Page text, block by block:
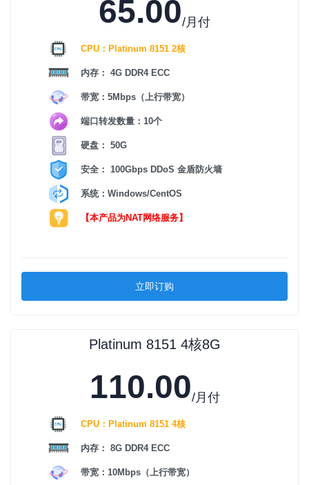
65.00/月付
CPU：Platinum 8151 2核
内存： 4G DDR4 ECC
带宽：5Mbps（上行带宽）
端口转发数量：10个
硬盘： 50G
安全： 100Gbps DDoS 金盾防火墙
系统：Windows/CentOS
【本产品为NAT网络服务】
立即订购
Platinum 8151 4核8G
110.00/月付
CPU：Platinum 8151 4核
内存： 8G DDR4 ECC
带宽：10Mbps（上行带宽）